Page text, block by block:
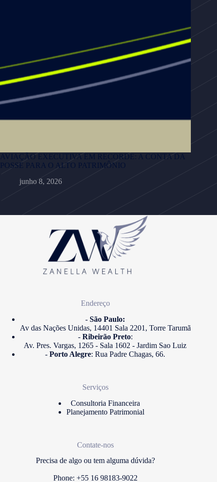
AVIAÇÃO EXECUTIVA EM RECORDE: A CONTA DA
POSSE PARA O ALTO PATRIMÔNIO
junho 8, 2026
Endereço
- São Paulo:
Av das Nações Unidas, 14401 Sala 2201, Torre Tarumã
-Ribeirão Preto:
Av. Pres. Vargas, 1265 - Sala 1602 - Jardim Sao Luiz
-Porto Alegre: Rua Padre Chagas, 66.
Serviços
Consultoria Financeira
Planejamento Patrimonial
Contate-nos
Precisa de algo ou tem alguma dúvida?
Phone: +55 16 98183-9022